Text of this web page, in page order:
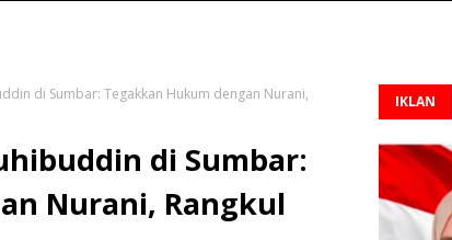
di Sumbar: Tegakkan Hukum dengan Nurani,
di Sumbar:
Nurani, Rangkul
IKLAN